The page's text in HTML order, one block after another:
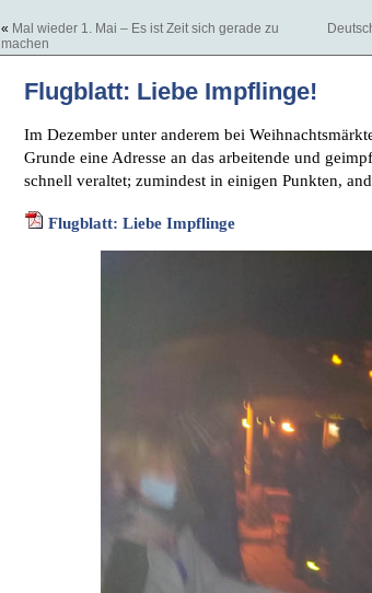
« Mal wieder 1. Mai – Es ist Zeit sich gerade zu
machen
Flugblatt: Liebe Impflinge!
Im Dezember unter anderem bei
Grunde eine Adresse an das arbeitende und
schnell veraltet; zumindest in einigen Punkten,
Flugblatt: Liebe Impflinge